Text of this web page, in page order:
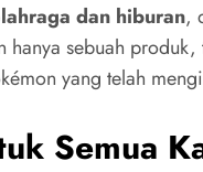
dan hiburan,
hanya sebuah
yang telah
Semua